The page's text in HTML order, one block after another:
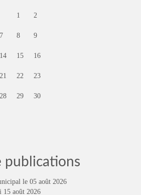
1 2
7 8 9
14 15 16
21 22 23
28 29 30
publications
le 05 août 2026
15 août 2026